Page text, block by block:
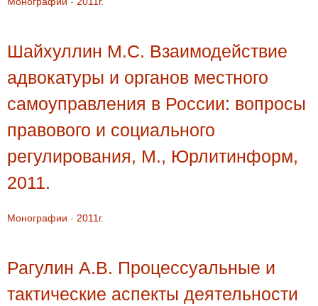
Шайхуллин М.С. Взаимодействие
адвокатуры и органов местного
самоуправления в России: вопросы
правового и социального
регулирования, М., Юрлитинформ,
2011.
Монографии - 2011г.
Рагулин А.В. Процессуальные и
тактические аспекты деятельности